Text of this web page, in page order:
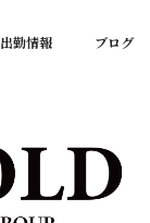
出勤情報 ブログ